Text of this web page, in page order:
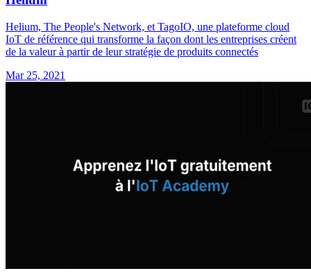
Helium, The People's Network, et TagoIO, une plateforme cloud
IoT de référence qui transforme la façon dont les entreprises créent
de la valeur à partir de leur stratégie de produits connectés
Mar 25, 2021